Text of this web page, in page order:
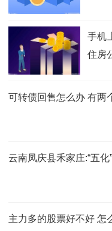
手机
住房
可转债回售怎么办 有两
云南凤庆县禾家庄:“五化
主力多的股票好不好 怎